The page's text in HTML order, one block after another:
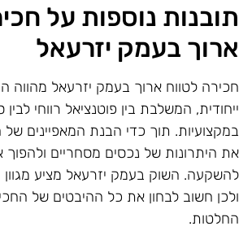
נוספות על
בעמק יזרעאל
לטווח ארוך בעמק יזרעאל מהווה
המשלבת בין פוטנציאל רווחי לבין
תוך כדי הבנת המאפיינים של
היתרונות של נכסים מסחריים ולהפוך
השוק בעמק יזרעאל מציע מגוון
חשוב לבחון את כל ההיבטים של